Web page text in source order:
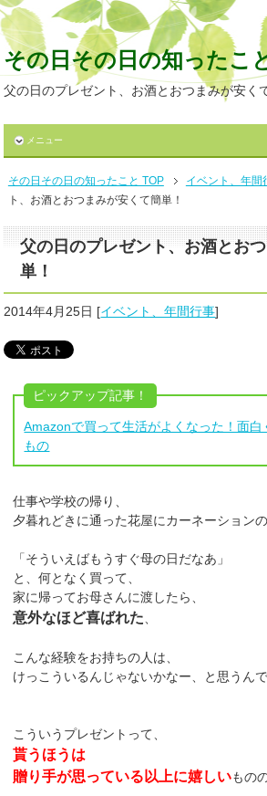
その日その日の知ったこ
父の日のプレゼント、お酒とおつまみが安く
メニュー
その日その日の知ったこと TOP イベント、年間
ト、お酒とおつまみが安くて簡単！
父の日のプレゼント、お酒とお
単！
2014年4月25日 [イベント、年間行事]
ピックアップ記事！
Amazonで買って生活がよくなった！面白
もの
仕事や学校の帰り、
夕暮れどきに通った花屋にカーネーション
「そういえばもうすぐ母の日だなあ」
と、何となく買って、
家に帰ってお母さんに渡したら、
意外なほど喜ばれた
こんな経験をお持ちの人は、
けっこういるんじゃないかなー、と思うんで
こういうプレゼントって、
貰うほうは
贈り手が思っている以上に嬉しいもの